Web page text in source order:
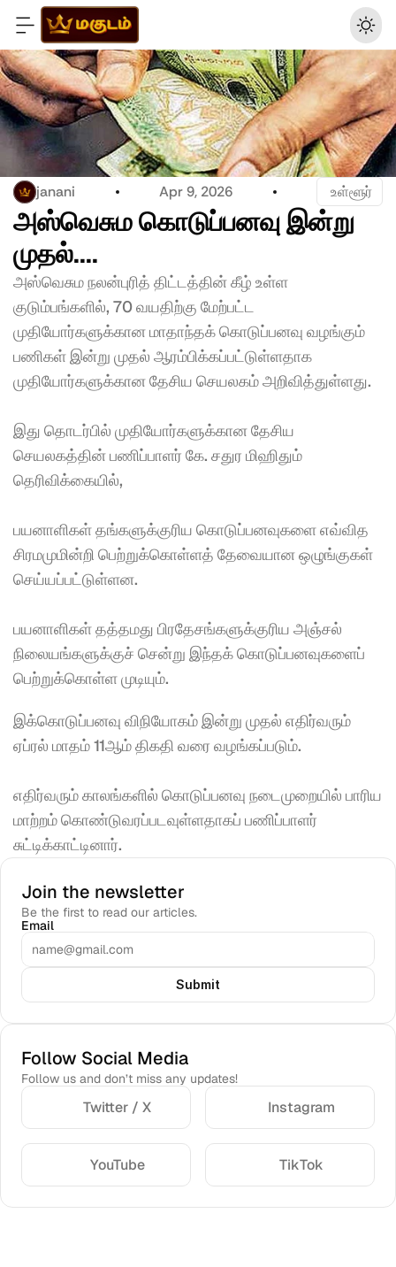
janani Apr 9, 2026 உள்ளூர்
அஸ்வெசும கொடுப்பனவு இன்று
முதல்....
அஸ்வெசும நலன்புரித் திட்டத்தின் கீழ் உள்ள
குடும்பங்களில், 70 வயதிற்கு மேற்பட்ட
முதியோர்களுக்கான மாதாந்தக் கொடுப்பனவு வழங்கும்
பணிகள் இன்று முதல் ஆரம்பிக்கப்பட்டுள்ளதாக
முதியோர்களுக்கான தேசிய செயலகம் அறிவித்துள்ளது.
இது தொடர்பில் முதியோர்களுக்கான தேசிய
செயலகத்தின் பணிப்பாளர் கே. சதுர மிஹிதும்
தெரிவிக்கையில்,
பயனாளிகள் தங்களுக்குரிய கொடுப்பனவுகளை எவ்வித
சிரமமுமின்றி பெற்றுக்கொள்ளத் தேவையான ஒழுங்குகள்
செய்யப்பட்டுள்ளன.
பயனாளிகள் தத்தமது பிரதேசங்களுக்குரிய அஞ்சல்
நிலையங்களுக்குச் சென்று இந்தக் கொடுப்பனவுகளைப்
பெற்றுக்கொள்ள முடியும்.
இக்கொடுப்பனவு விநியோகம் இன்று முதல் எதிர்வரும்
ஏப்ரல் மாதம் 11ஆம் திகதி வரை வழங்கப்படும்.
எதிர்வரும் காலங்களில் கொடுப்பனவு நடைமுறையில் பாரிய
மாற்றம் கொண்டுவரப்படவுள்ளதாகப் பணிப்பாளர்
சுட்டிக்காட்டினார்.
Join the newsletter
Be the first to read our articles.
Email
Submit
Follow Social Media
Follow us and don’t miss any updates!
Twitter / X Instagram
YouTube TikTok